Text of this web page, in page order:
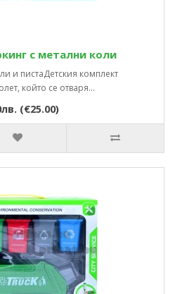
с метални коли
и пистаДетския комплект
който се отваря...
(€25.00)